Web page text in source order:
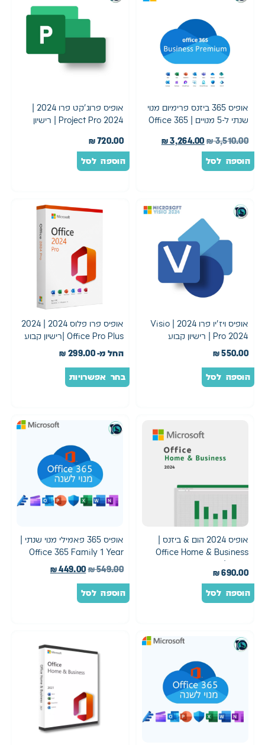
אופיס 365 ביזנס פרימיום מנוי
שנתי ל-5 מנויים | Office 365
₪3,510.00
₪3,264.00
הוספה לסל
Project Pro 2024 | רישיון
₪720.00
הוספה לסל
אופיס ויז'יו פרו 2024 | Visio
Pro 2024 | רישיון קבוע
₪550.00
הוספה לסל
אופיס פרו פלוס 2024 | 2024
Office Pro Plus |רישיון קבוע
החל מ-
₪ 299.00
בחר אפשרויות
אופיס 2024 הום & ביזנס |
Office Home & Business
₪690.00
הוספה לסל
אופיס 365 פאמילי מנוי שנתי |
Office 365 Family 1 Year
₪549.00
₪449.00
הוספה לסל